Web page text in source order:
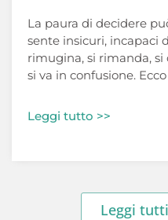
La paura di decidere
sente insicuri, incapaci
rimugina, si rimanda,
si va in confusione.
Leggi tutto >>
Leggi